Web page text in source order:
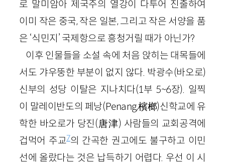
로 말미암아 제국주의 열강이 다투어 진출하여
이미 작은 중국, 작은 일본, 그리고 작은 서양을 품
은 ‘식민지’ 국제항으로 흥청거릴 때가 아닌가?
이후 인물들을 소설 속에 처음 앉히는 대목들에
서도 갸우뚱한 부분이 없지 않다. 박광수(바오로)
신부의 성당 이탈은 지나치다(1부 5~6장). 일찍
이 말레이반도의 페낭(Penang,檳榔)신학교에 유
학한 바오로가 당진(唐津) 사람들의 교회공격에
겁먹어 주교7의 간곡한 권고에도 불구하고 이민
선에 올랐다는 것은 납득하기 어렵다. 우선 이 시